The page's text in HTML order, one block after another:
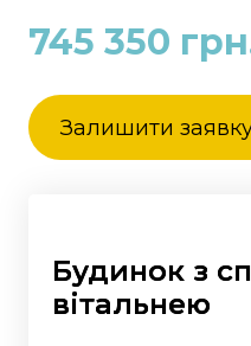
745 350
Залишити
Будинок з
вітальнею